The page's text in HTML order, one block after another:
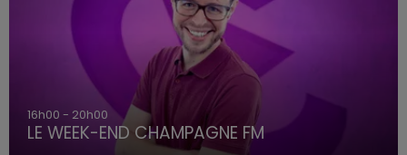
7h00 - 12h00
LE WEEK-END CHAMPAGNE FM